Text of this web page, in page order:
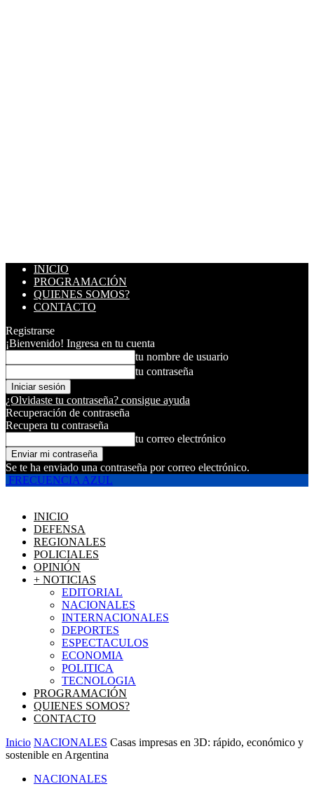
INICIO
PROGRAMACIÓN
QUIENES SOMOS?
CONTACTO
Registrarse
¡Bienvenido! Ingresa en tu cuenta
tu nombre de usuario
tu contraseña
¿Olvidaste tu contraseña? consigue ayuda
Recuperación de contraseña
Recupera tu contraseña
tu correo electrónico
Se te ha enviado una contraseña por correo electrónico.
FRECUENCIA AZUL
INICIO
DEFENSA
REGIONALES
POLICIALES
OPINIÓN
+ NOTICIAS
EDITORIAL
NACIONALES
INTERNACIONALES
DEPORTES
ESPECTACULOS
ECONOMIA
POLITICA
TECNOLOGIA
PROGRAMACIÓN
QUIENES SOMOS?
CONTACTO
Inicio NACIONALES Casas impresas en 3D: rápido, económico y
sostenible en Argentina
NACIONALES